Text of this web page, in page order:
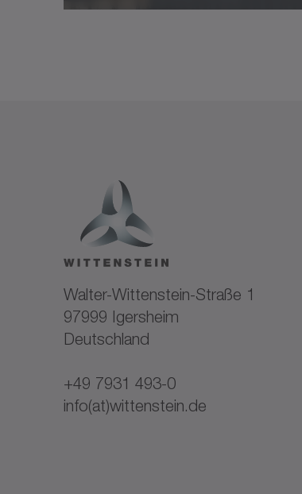
Walter-Wittenstein-Straße 1
97999 Igersheim
Deutschland
+49 7931 493-0
info(at)wittenstein.de